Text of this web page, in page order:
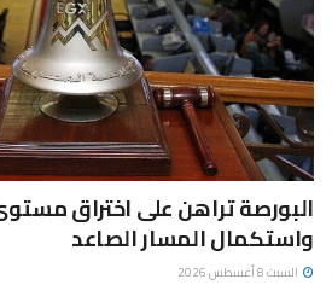
واستكمال المسار الصاعد
السبت 8 أغسطس 2026